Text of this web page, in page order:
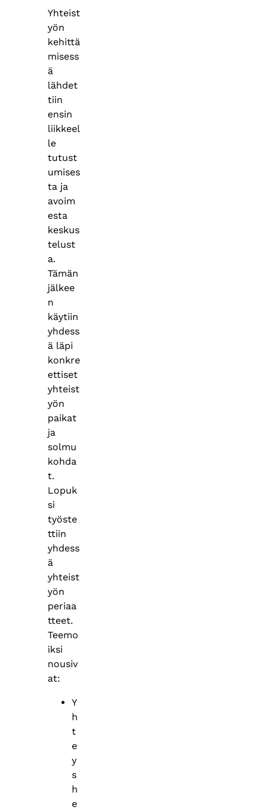
Yhteist
yön
kehittä
misess
ä
lähdet
tiin
ensin
liikkeel
le
tutust
umises
ta ja
avoim
esta
keskus
telust
a.
Tämän
jälkee
n
käytiin
yhdess
ä läpi
konkre
ettiset
yhteist
yön
paikat
ja
solmu
kohda
t.
Lopuk
si
työste
ttiin
yhdess
ä
yhteist
yön
periaa
tteet.
Teemo
iksi
nousiv
at:
Y
h
t
e
y
s
h
e